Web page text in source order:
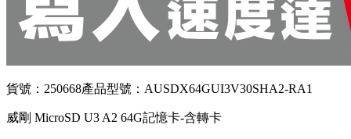
貨號：250668產品型號：AUSDX64GUI3V30SHA2-RA1
威剛 MicroSD U3 A2 64G記憶卡-含轉卡